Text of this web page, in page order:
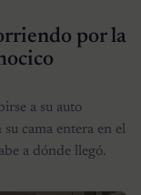
por la
a su auto
cama entera en el
a dónde llegó.